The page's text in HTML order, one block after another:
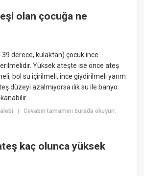
olan çocuğa ne
derece, kulaktan) çocuk ince
Yüksek ateşte ise önce ateş
bol su içirilmeli, ince giydirilmeli yarım
düzeyi azalmıyorsa ılık su ile banyo
|Cevabın tamamını burada okuyun:
kaç olunca yüksek